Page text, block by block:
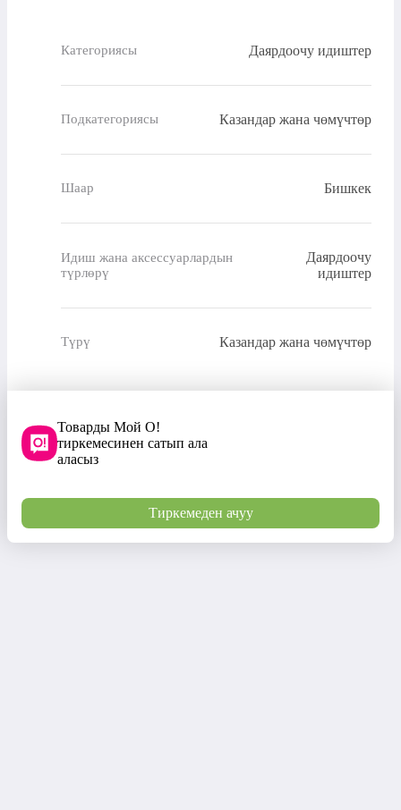
Категориясы Даярдоочу идиштер
Подкатегориясы Казандар жана чөмүчтөр
Шаар Бишкек
Идиш жана аксессуарлардын
түрлөрү
Даярдоочу
идиштер
Түрү Казандар жана чөмүчтөр
Товарды Мой О!
тиркемесинен сатып ала
аласыз
Тиркемеден ачуу